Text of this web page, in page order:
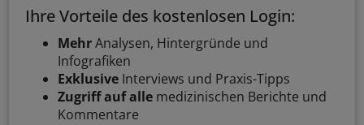
Ihre Vorteile des kostenlosen Login:
MehrAnalysen, Hintergründe und
Infografiken
Exklusive Interviews und Praxis-Tipps
Zugriff auf alle medizinischen Berichte und
Kommentare